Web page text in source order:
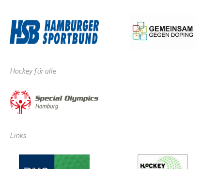
Hockey für alle
Links